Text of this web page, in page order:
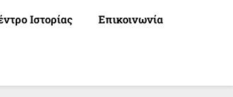
Ιστορίας Επικοινωνία